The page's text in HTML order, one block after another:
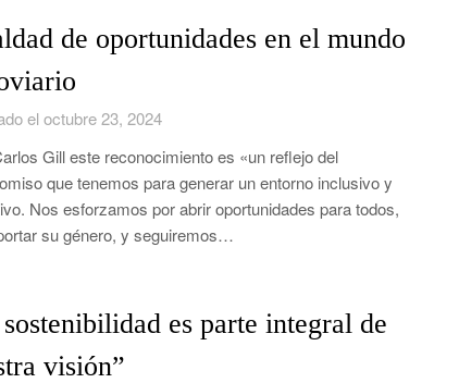
de oportunidades en el mundo
el octubre 23, 2024
Gill este reconocimiento es «un reflejo del
que tenemos para generar un entorno inclusivo y
Nos esforzamos por abrir oportunidades para todos,
su género, y seguiremos…
es parte integral de
visión”